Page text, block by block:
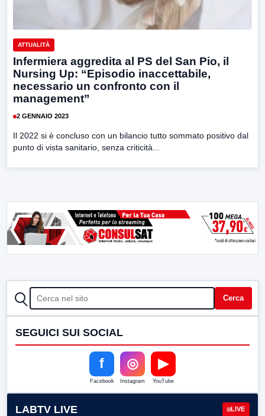
ATTUALITÀ
Infermiera aggredita al PS del San Pio, il
Nursing Up: “Episodio inaccettabile,
necessario un confronto con il
management”
2 GENNAIO 2023
Il 2022 si è concluso con un bilancio tutto sommato positivo dal
punto di vista sanitario, senza criticità...
CERCA Cerca
SEGUICI SUI SOCIAL
f
Facebook
◎
Instagram
▶
YouTube
LABTV LIVE LIVE